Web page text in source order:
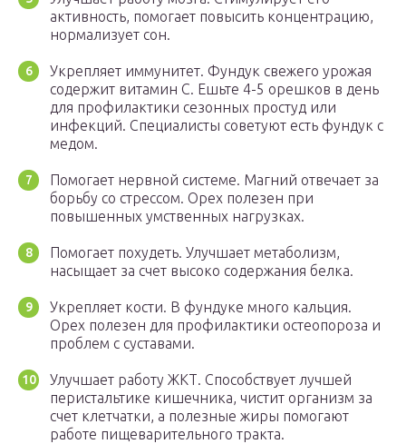
активность, помогает повысить концентрацию,
нормализует сон.
Укрепляет иммунитет. Фундук свежего урожая
содержит витамин C. Ешьте 4-5 орешков в день
для профилактики сезонных простуд или
инфекций. Специалисты советуют есть фундук с
медом.
Помогает нервной системе. Магний отвечает за
борьбу со стрессом. Орех полезен при
повышенных умственных нагрузках.
Помогает похудеть. Улучшает метаболизм,
насыщает за счет высоко содержания белка.
Укрепляет кости. В фундуке много кальция.
Орех полезен для профилактики остеопороза и
проблем с суставами.
Улучшает работу ЖКТ. Способствует лучшей
перистальтике кишечника, чистит организм за
счет клетчатки, а полезные жиры помогают
работе пищеварительного тракта.